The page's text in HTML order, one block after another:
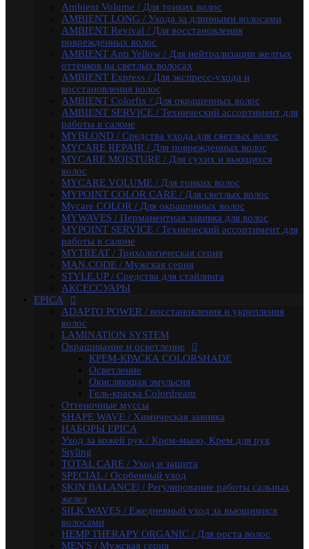
MYTREAT / Трихологическая серия
MAN.CODE / Мужская серия
STYLE.UP / Средства для стайлинга
АКСЕССУАРЫ
ADAPTO POWER / восстановления и укрепления
волос
LAMINATION SYSTEM
Окрашивание и осветление
КРЕМ-КРАСКА COLORSHADE
Осветление
Окисляющая эмульсия
Гель-краска Colordream
Оттеночные муссы
SHAPE WAVE / Химическая завивка
НАБОРЫ EPICA
Уход за кожей рук / Крем-мыло, Крем для рук
Styling
TOTAL CARE / Уход и защита
SPECIAL / Особенный уход
SKIN BALANCE| / Регулирование работы сальных
желез
SILK WAVES / Ежедневный уход за вьющимися
волосами
HEMP THERAPY ORGANIC / Для роста волос
MEN'S / Мужская серия
COLD BLOND / Уход для blond
KERATIN PRO / Реконструкция и восстановление
волос
ARGANIA RISE ORGANIC / Блеск и гладкость волос
AMBER SHINE ORGANIC / Для придания блеска
DEEP RECOVER / Восстановление поврежденных
VOLUME BOOSTER / Для придания объема
RICH COLOR / Для окрашенных волос
COMPLEX PRO / Защита во время и после
окрашивания
COLLAGEN PRO / Глубокое увлажнение волос
INTENSE MOISTURE / Для увлажнения и питания
сухих волос
DAILY HAIRCARE / Ежедневный уход
Техническая серия
Аксессуары
PINK DREAM / Линия тонирующих средств для
светлых волос
Ambient Volume / Для тонких волос
AMBIENT LONG / Ухода за длинными волосами
AMBIENT Revival / Для восстановления
поврежденных волос
AMBIENT Anti Yellow / Для нейтрализации желтых
оттенков на светлых волосах
AMBIENT Express / Для экспресс-ухода и
восстановления волос
AMBIENT Colorfix / Для окрашенных волос
AMBIENT SERVICE / Технический ассортимент для
работы в салоне
MYBLOND / Средства ухода для светлых волос
MYCARE REPAIR / Для поврежденных волос
MYCARE MOISTURE / Для сухих и вьющихся
волос
MYCARE VOLUME / Для тонких волос
MYPOINT COLOR CARE / Для светлых волос
Mycare COLOR / Для окрашенных волос
MYWAVES / Перманентная завивка для волос
MYPOINT SERVICE / Технический ассортимент для
работы в салоне
MYTREAT / Трихологическая серия
MAN.CODE / Мужская серия
STYLE.UP / Средства для стайлинга
АКСЕССУАРЫ
EPICA
ADAPTO POWER / восстановления и укрепления
волос
LAMINATION SYSTEM
Окрашивание и осветление
КРЕМ-КРАСКА COLORSHADE
Осветление
Окисляющая эмульсия
Гель-краска Colordream
Оттеночные муссы
SHAPE WAVE / Химическая завивка
НАБОРЫ EPICA
Уход за кожей рук / Крем-мыло, Крем для рук
Styling
TOTAL CARE / Уход и защита
SPECIAL / Особенный уход
SKIN BALANCE| / Регулирование работы сальных
желез
SILK WAVES / Ежедневный уход за вьющимися
волосами
HEMP THERAPY ORGANIC / Для роста волос
MEN'S / Мужская серия